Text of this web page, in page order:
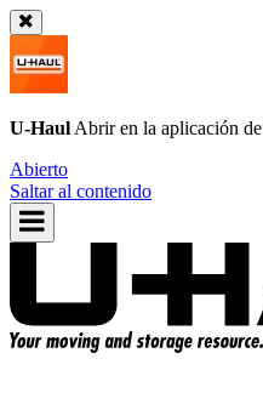
U-Haul Abrir en la aplicación de
Abierto
Saltar al contenido